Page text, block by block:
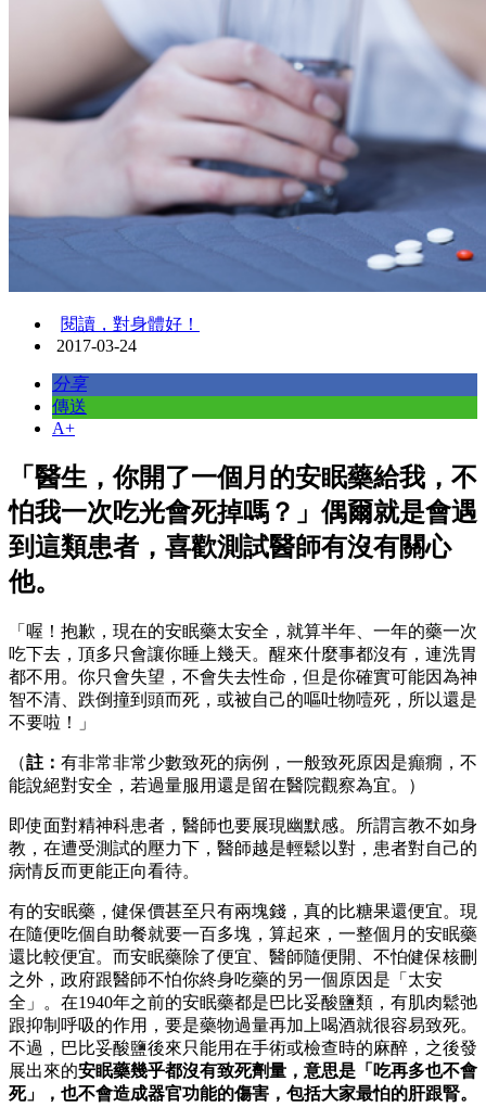
閱讀，對身體好！
2017-03-24
分享
傳送
A+
「醫生，你開了一個月的安眠藥給我，不
怕我一次吃光會死掉嗎？」偶爾就是會遇
到這類患者，喜歡測試醫師有沒有關心
他。
「喔！抱歉，現在的安眠藥太安全，就算半年、一年的藥一次
吃下去，頂多只會讓你睡上幾天。醒來什麼事都沒有，連洗胃
都不用。你只會失望，不會失去性命，但是你確實可能因為神
智不清、跌倒撞到頭而死，或被自己的嘔吐物噎死，所以還是
不要啦！」
（註： 有非常非常少數致死的病例，一般致死原因是癲癇，不
能說絕對安全，若過量服用還是留在醫院觀察為宜。）
即使面對精神科患者，醫師也要展現幽默感。所謂言教不如身
教，在遭受測試的壓力下，醫師越是輕鬆以對，患者對自己的
病情反而更能正向看待。
有的安眠藥，健保價甚至只有兩塊錢，真的比糖果還便宜。現
在隨便吃個自助餐就要一百多塊，算起來，一整個月的安眠藥
還比較便宜。而安眠藥除了便宜、醫師隨便開、不怕健保核刪
之外，政府跟醫師不怕你終身吃藥的另一個原因是「太安
全」。在1940年之前的安眠藥都是巴比妥酸鹽類，有肌肉鬆弛
跟抑制呼吸的作用，要是藥物過量再加上喝酒就很容易致死。
不過，巴比妥酸鹽後來只能用在手術或檢查時的麻醉，之後發
展出來的安眠藥幾乎都沒有致死劑量，意思是「吃再多也不會
死」，也不會造成器官功能的傷害，包括大家最怕的肝跟腎。